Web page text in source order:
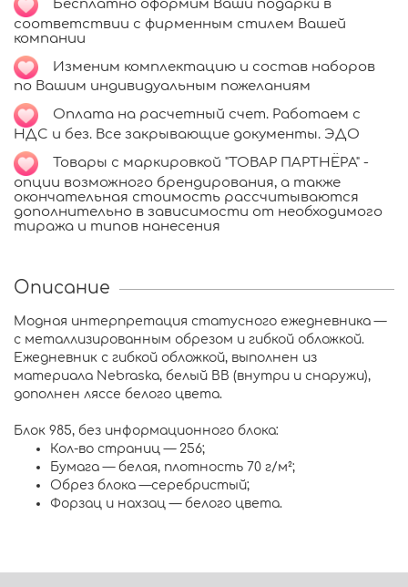
Бесплатно оформим Ваши подарки в
соответствии с фирменным стилем Вашей
компании
Изменим комплектацию и состав наборов
по Вашим индивидуальным пожеланиям
Оплата на расчетный счет. Работаем с
НДС и без. Все закрывающие документы. ЭДО
Товары с маркировкой "ТОВАР ПАРТНЁРА" -
опции возможного брендирования, а также
окончательная стоимость рассчитываются
дополнительно в зависимости от необходимого
тиража и типов нанесения
Описание
Модная интерпретация статусного ежедневника —
с металлизированным обрезом и гибкой обложкой.
Ежедневник с гибкой обложкой, выполнен из
материала Nebraska, белый BB (внутри и снаружи),
дополнен ляссе белого цвета.
Блок 985, без информационного блока:
Кол-во страниц — 256;
Бумага — белая, плотность 70 г/м²;
Обрез блока —серебристый;
Форзац и нахзац — белого цвета.